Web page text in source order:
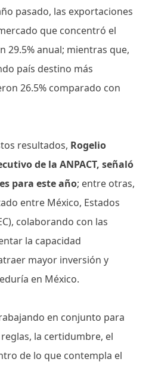
pasado, las exportaciones
que concentró el
29.5% anual; mientras que,
país destino más
26.5% comparado con
resultados, Rogelio
de la ANPACT, señaló
para este año; entre otras,
entre México, Estados
colaborando con las
la capacidad
mayor inversión y
en México.
en conjunto para
la certidumbre, el
de lo que contempla el